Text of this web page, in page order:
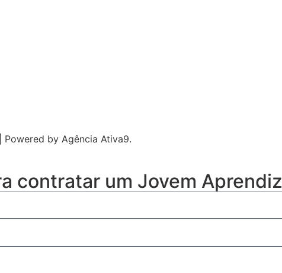
Powered by Agência Ativa9.
contratar um Jovem Aprendiz